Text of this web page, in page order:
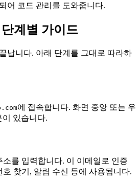
어 코드 관리를 도와줍니다.
계별 가이드
납니다. 아래 단계를 그대로 따라하
에 접속합니다. 화면 중앙 또는 우
이 있습니다.
를 입력합니다. 이 이메일로 인증
찾기, 알림 수신 등에 사용됩니다.